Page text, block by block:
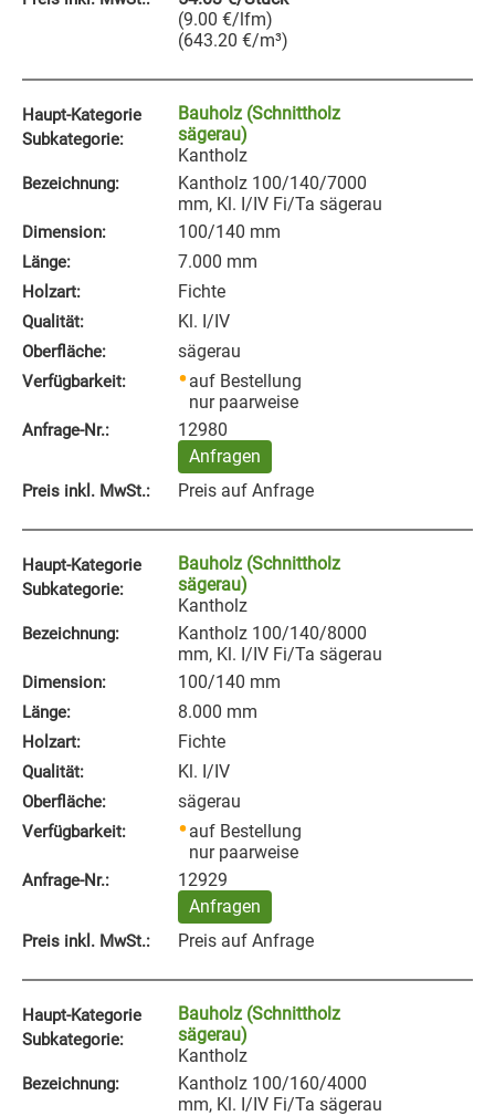
(9.00 €/lfm)
(643.20 €/m³)
Haupt-Kategorie
Subkategorie:
Bauholz (Schnittholz
sägerau)
Kantholz
Bezeichnung:
Kantholz 100/140/7000
mm, Kl. I/IV Fi/Ta sägerau
Dimension: 100/140 mm
Länge: 7.000 mm
Holzart: Fichte
Qualität: Kl. I/IV
Oberfläche: sägerau
Verfügbarkeit:
auf Bestellung
nur paarweise
Anfrage‑Nr.:
12980
Anfragen
Preis inkl. MwSt.: Preis auf Anfrage
Haupt-Kategorie
Subkategorie:
Bauholz (Schnittholz
sägerau)
Kantholz
Bezeichnung:
Kantholz 100/140/8000
mm, Kl. I/IV Fi/Ta sägerau
Dimension: 100/140 mm
Länge: 8.000 mm
Holzart: Fichte
Qualität: Kl. I/IV
Oberfläche: sägerau
Verfügbarkeit:
auf Bestellung
nur paarweise
Anfrage‑Nr.:
12929
Anfragen
Preis inkl. MwSt.: Preis auf Anfrage
Haupt-Kategorie
Subkategorie:
Bauholz (Schnittholz
sägerau)
Kantholz
Bezeichnung:
Kantholz 100/160/4000
mm, Kl. I/IV Fi/Ta sägerau